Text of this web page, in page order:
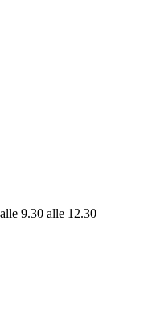
9.30 alle 12.30